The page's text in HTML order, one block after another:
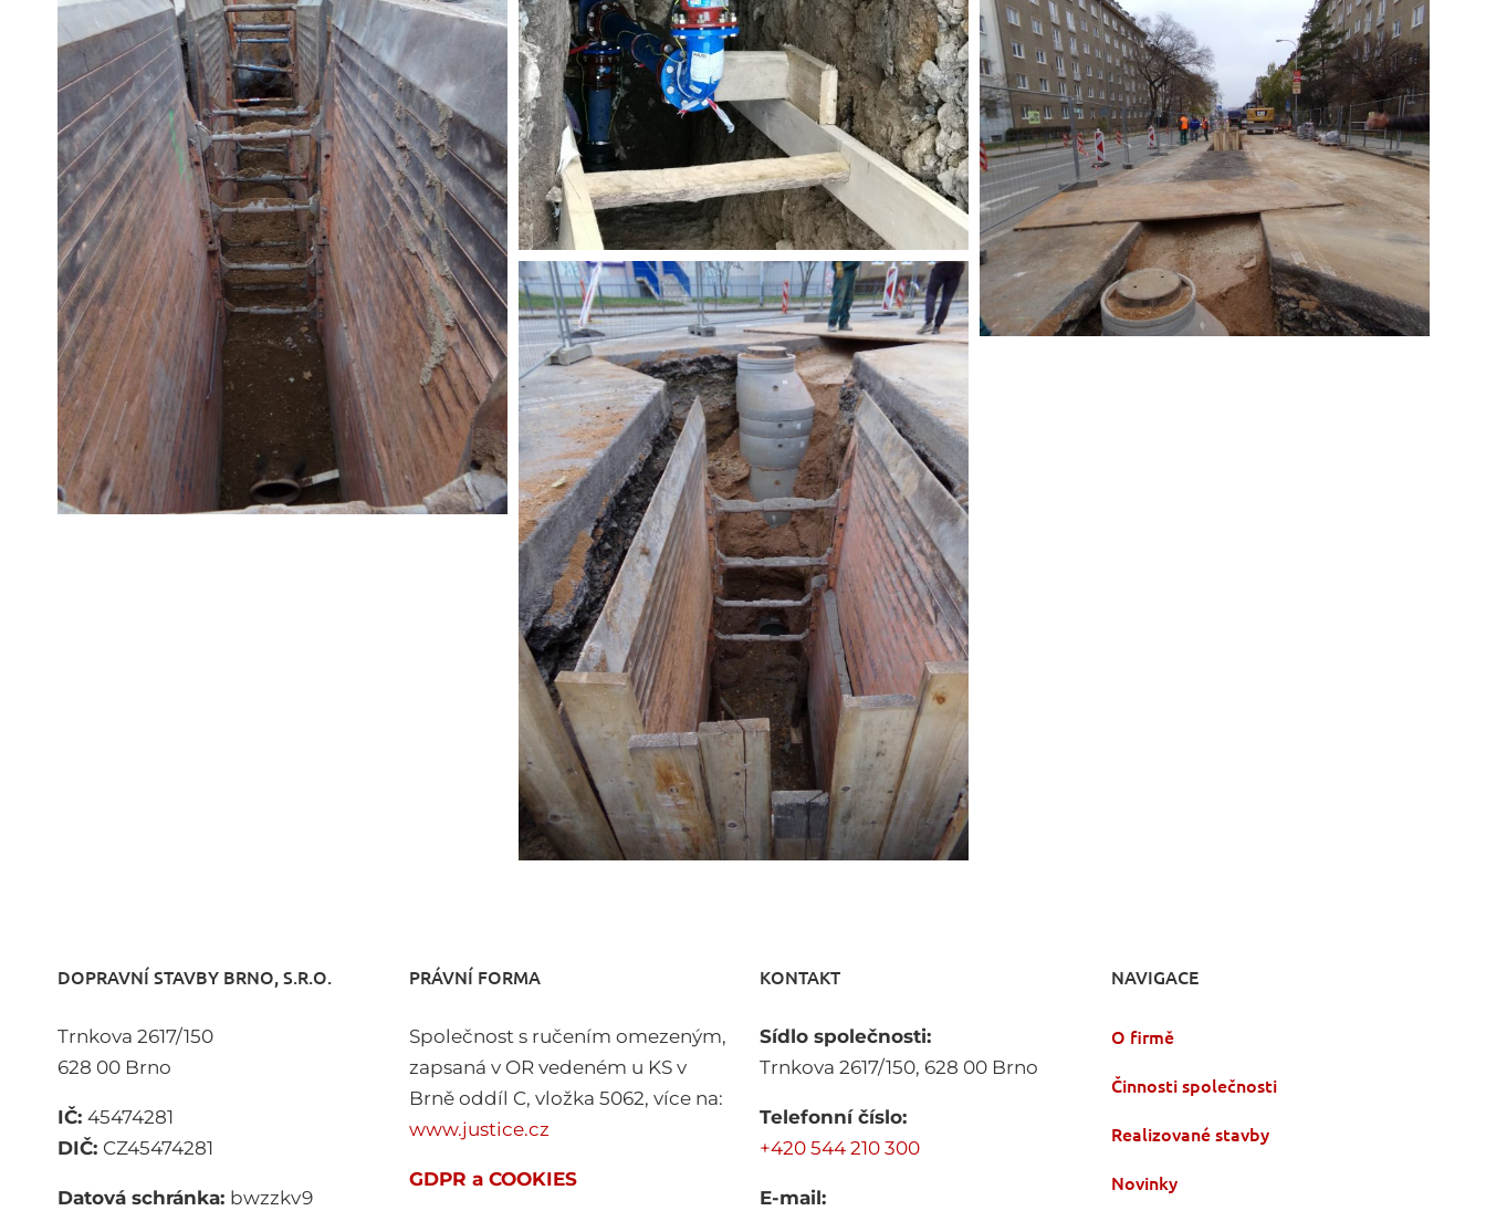
DOPRAVNÍ STAVBY BRNO, S.R.O.
Trnkova 2617/150
628 00 Brno
IČ: 45474281
DIČ: CZ45474281
Datová schránka: bwzzkv9
PRÁVNÍ FORMA
Společnost s ručením omezeným,
zapsaná v OR vedeném u KS v
Brně oddíl C, vložka 5062, více na:
www.justice.cz
GDPR a COOKIES
KONTAKT
Sídlo společnosti:
Trnkova 2617/150, 628 00 Brno
Telefonní číslo:
+420 544 210 300
E-mail:
NAVIGACE
O firmě
Činnosti společnosti
Realizované stavby
Novinky